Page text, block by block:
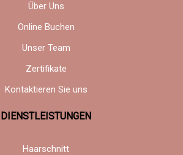
Über Uns
Online Buchen
Unser Team
Zertifikate
Kontaktieren Sie uns
DIENSTLEISTUNGEN
Haarschnitt